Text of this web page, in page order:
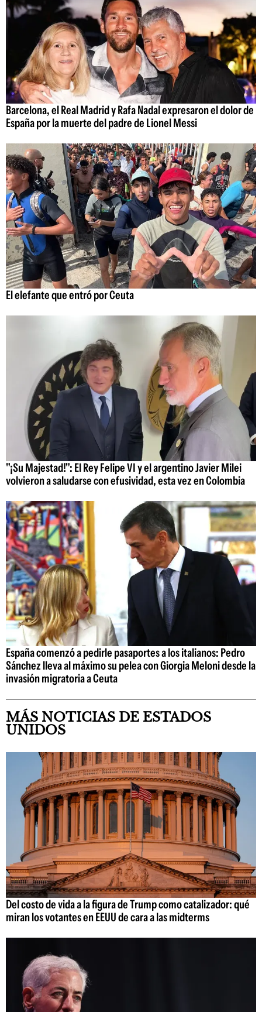
Barcelona, el Real Madrid y Rafa Nadal expresaron el dolor de
España por la muerte del padre de Lionel Messi
El elefante que entró por Ceuta
"¡Su Majestad!": El Rey Felipe VI y el argentino Javier Milei
volvieron a saludarse con efusividad, esta vez en Colombia
España comenzó a pedirle pasaportes a los italianos: Pedro
Sánchez lleva al máximo su pelea con Giorgia Meloni desde la
invasión migratoria a Ceuta
MÁS NOTICIAS DE ESTADOS
UNIDOS
Del costo de vida a la figura de Trump como catalizador: qué
miran los votantes en EEUU de cara a las midterms